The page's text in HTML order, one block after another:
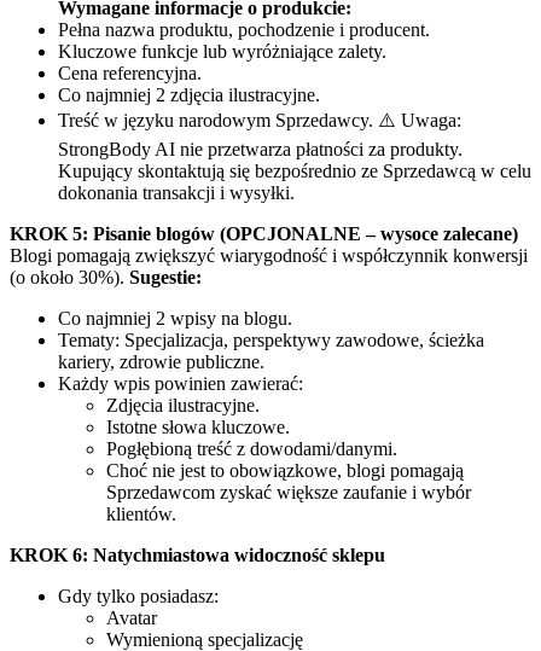
Wymagane informacje o produkcie:
Pełna nazwa produktu, pochodzenie i producent.
Kluczowe funkcje lub wyróżniające zalety.
Cena referencyjna.
Co najmniej 2 zdjęcia ilustracyjne.
Treść w języku narodowym Sprzedawcy. ⚠️ Uwaga:
StrongBody AI nie przetwarza płatności za produkty.
Kupujący skontaktują się bezpośrednio ze Sprzedawcą w celu
dokonania transakcji i wysyłki.
KROK 5: Pisanie blogów (OPCJONALNE – wysoce zalecane)
Blogi pomagają zwiększyć wiarygodność i współczynnik konwersji
(o około 30%). Sugestie:
Co najmniej 2 wpisy na blogu.
Tematy: Specjalizacja, perspektywy zawodowe, ścieżka
kariery, zdrowie publiczne.
Każdy wpis powinien zawierać:
Zdjęcia ilustracyjne.
Istotne słowa kluczowe.
Pogłębioną treść z dowodami/danymi.
Choć nie jest to obowiązkowe, blogi pomagają
Sprzedawcom zyskać większe zaufanie i wybór
klientów.
KROK 6: Natychmiastowa widoczność sklepu
Gdy tylko posiadasz:
Avatar
Wymienioną specjalizację